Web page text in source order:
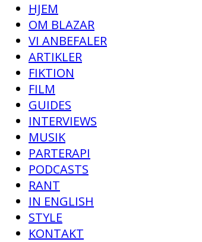
HJEM
OM BLAZAR
VI ANBEFALER
ARTIKLER
FIKTION
FILM
GUIDES
INTERVIEWS
MUSIK
PARTERAPI
PODCASTS
RANT
IN ENGLISH
STYLE
KONTAKT